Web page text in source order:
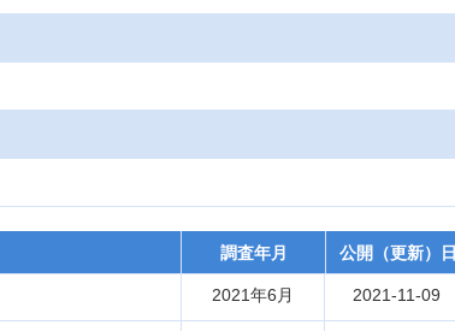
調査年月 公開（更新）日
2021年6月 2021-11-09